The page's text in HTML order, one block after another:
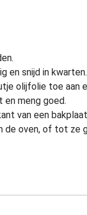
en snijd in kwarten.
olijfolie toe aan
en meng goed.
van een
de oven, of tot ze